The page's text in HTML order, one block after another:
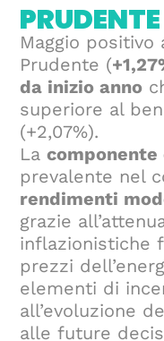
PRUDENTE
Maggio
Prudente (
da inizio anno
superiore al
(+2,07%).
La
prevalente nel
rendimenti
grazie
inflazionistiche
prezzi
elementi di
all’evoluzione
alle future